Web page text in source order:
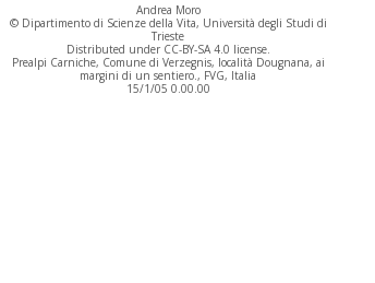
Andrea Moro
© Dipartimento di Scienze della Vita, Università degli Studi di
Trieste
Distributed under CC-BY-SA 4.0 license.
Prealpi Carniche, Comune di Verzegnis, località Dougnana, ai
margini di un sentiero., FVG, Italia
15/1/05 0.00.00